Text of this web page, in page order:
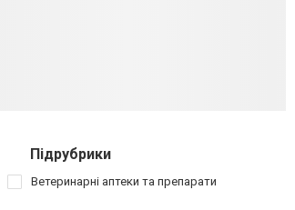
Підрубрики
Ветеринарні аптеки та препарати